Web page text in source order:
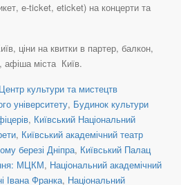
e-ticket, eticket) на концерти та
ціни на квитки в партер, балкон,
афіша міста Київ.
Центр культури та мистецтв
університету, Будинок культури
, Київський Національний
, Київський академічний театр
березі Дніпра, Київський Палац
МЦКМ, Національний академічний
Івана Франка, Національний